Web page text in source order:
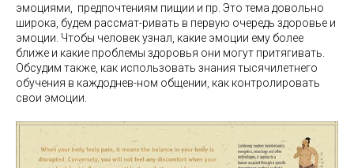
эмоциями, предпочтениям пищии и пр. Это тема довольно
широка, будем рассмат-ривать в первую очередь здоровье и
эмоции. Чтобы человек узнал, какие эмоции ему более
ближе и какие проблемы здоровья они могут притягивать.
Обсудим также, как использовать знания тысячилетнего
обучения в каждоднев-ном общении, как контролировать
свои эмоции.